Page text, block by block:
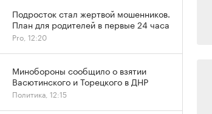
Подросток стал жертвой мошенников.
План для родителей в первые 24 часа
Pro, 12:20
Минобороны сообщило о взятии
Васютинского и Торецкого в ДНР
Политика, 12:15